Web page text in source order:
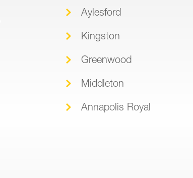
Aylesford
Kingston
Greenwood
Middleton
Annapolis Royal